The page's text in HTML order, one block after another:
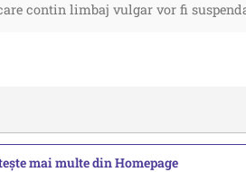
contin limbaj vulgar vor fi
mai multe din Homepage